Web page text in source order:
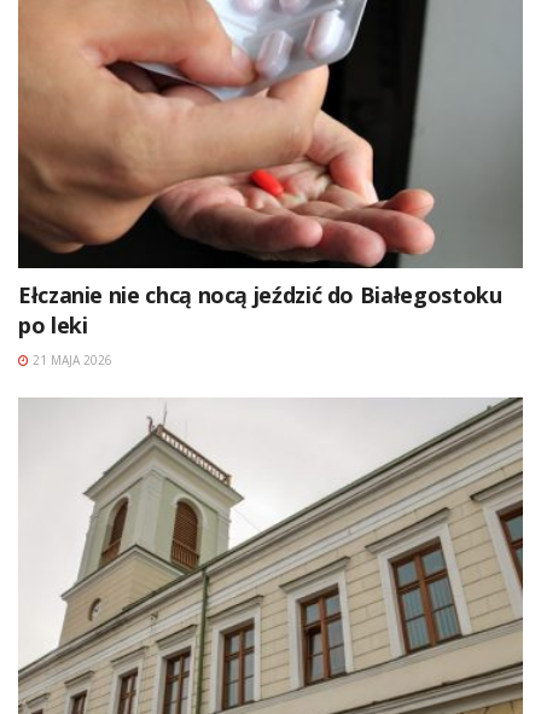
Ełczanie nie chcą nocą jeździć do Białegostoku
po leki
21 MAJA 2026